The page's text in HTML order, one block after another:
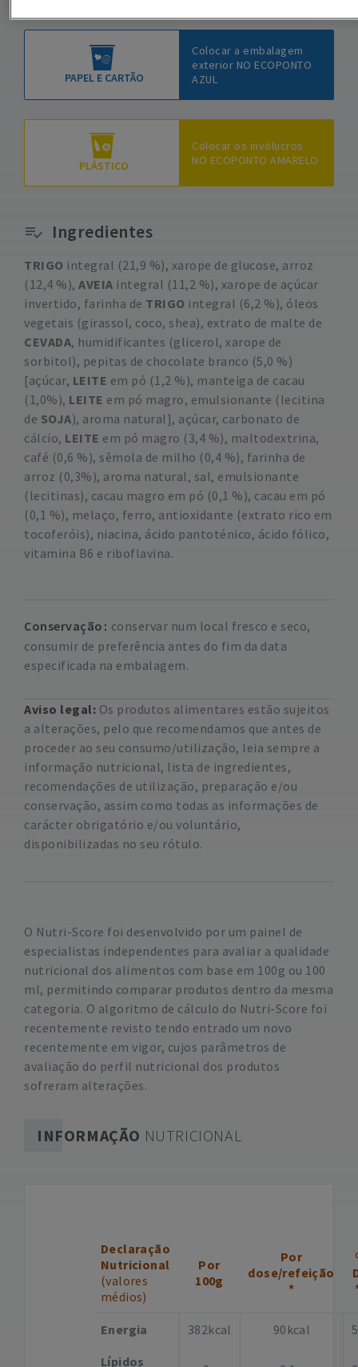
PAPEL E CARTÃO
Colocar a embalagem
exterior NO ECOPONTO
AZUL
PLÁSTICO
Colocar os invólucros
NO ECOPONTO AMARELO
Ingredientes
TRIGO integral (21,9 %), xarope de glucose, arroz
(12,4 %), AVEIA integral (11,2 %), xarope de açúcar
invertido, farinha de TRIGO integral (6,2 %), óleos
vegetais (girassol, coco, shea), extrato de malte de
CEVADA, humidificantes (glicerol, xarope de
sorbitol), pepitas de chocolate branco (5,0 %)
[açúcar, LEITE em pó (1,2 %), manteiga de cacau
(1,0%), LEITE em pó magro, emulsionante (lecitina
de SOJA), aroma natural], açúcar, carbonato de
cálcio, LEITE em pó magro (3,4 %), maltodextrina,
café (0,6 %), sêmola de milho (0,4 %), farinha de
arroz (0,3%), aroma natural, sal, emulsionante
(lecitinas), cacau magro em pó (0,1 %), cacau em pó
(0,1 %), melaço, ferro, antioxidante (extrato rico em
tocoferóis), niacina, ácido pantoténico, ácido fólico,
vitamina B6 e riboflavina.
Conservação
conservar num local fresco e seco,
consumir de preferência antes do fim da data
especificada na embalagem.
Aviso legal: Os produtos alimentares estão sujeitos
a alterações, pelo que recomendamos que antes de
proceder ao seu consumo/utilização, leia sempre a
informação nutricional, lista de ingredientes,
recomendações de utilização, preparação e/ou
conservação, assim como todas as informações de
carácter obrigatório e/ou voluntário,
disponibilizadas no seu rótulo.
O Nutri-Score foi desenvolvido por um painel de
especialistas independentes para avaliar a qualidade
nutricional dos alimentos com base em 100g ou 100
ml, permitindo comparar produtos dentro da mesma
categoria. O algoritmo de cálculo do Nutri-Score foi
recentemente revisto tendo entrado um novo
recentemente em vigor, cujos parâmetros de
avaliação do perfil nutricional dos produtos
sofreram alterações.
INFORMAÇÃO NUTRICIONAL
Declaração
Nutricional
(valores
médios)
Por
100g
Por
dose/refeição
*
Energia 382kcal 90kcal
Lípidos